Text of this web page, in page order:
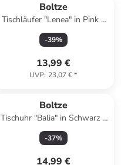
Boltze
Tischläufer "Lenea" in Pink -
(L)140 x (B)40 cm
-39%
13,99 €
UVP: 23,07 €*
Boltze
Tischuhr "Balia" in Schwarz -
(B)16 x (H)20 x (T)10 cm
-37%
14,99 €